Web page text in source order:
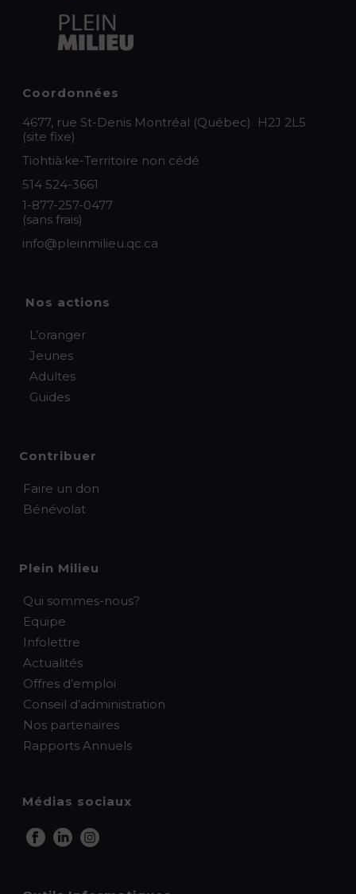
Coordonnées
4677, rue St-Denis Montréal (Québec) H2J 2L5
(site fixe)
Tiohtià:ke-Territoire non cédé
514 524-3661
1-877-257-0477
(sans frais)
info@pleinmilieu.qc.ca
Nos actions
L’oranger
Jeunes
Adultes
Guides
Contribuer
Faire un don
Bénévolat
Plein Milieu
Qui sommes-nous?
Equipe
Infolettre
Actualités
Offres d’emploi
Conseil d’administration
Nos partenaires
Rapports Annuels
Médias sociaux